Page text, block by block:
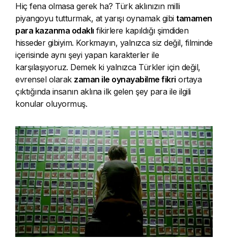
Hiç fena olmasa gerek ha? Türk aklınızın milli
piyangoyu tutturmak, at yarışı oynamak gibi tamamen
para kazanma odaklı fikirlere kapıldığı şimdiden
hisseder gibiyim. Korkmayın, yalnızca siz değil, filminde
içerisinde aynı şeyi yapan karakterler ile
karşılaşıyoruz. Demek ki yalnızca Türkler için değil,
evrensel olarak zaman ile oynayabilme fikri ortaya
çıktığında insanın aklına ilk gelen şey para ile ilgili
konular oluyormuş.